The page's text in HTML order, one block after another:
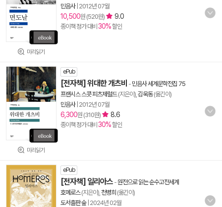
미리읽기
민음사| 2012년 07월
10,500원 (520원) 9.0
종이책 정가 대비 30%할인
미리읽기
ePub
[전자책] 위대한 개츠비 - 민음사 세계문학전집 75
프랜시스 스콧 피츠제럴드(지은이), 김욱동(옮긴이)
민음사| 2012년 07월
6,300원 (310원) 8.6
종이책 정가 대비 30%할인
ePub
[전자책] 일리아스 -원전으로 읽는 순수고전세계
호메로스(지은이), 천병희 (옮긴이)
도서출판 숲| 2024년 02월